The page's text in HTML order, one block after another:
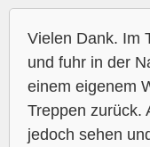
Vielen Dank. Im
und fuhr in der
einem eigenem
Treppen zurück.
jedoch sehen